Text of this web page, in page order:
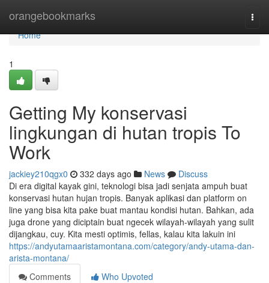
orangebookmarks
Home
Home
1
Getting My konservasi
lingkungan di hutan tropis To
Work
jackiey210qgx0 332 days ago News
Discuss
Di era digital kayak gini, teknologi bisa jadi senjata ampuh buat
konservasi hutan hujan tropis. Banyak aplikasi dan platform on
line yang bisa kita pake buat mantau kondisi hutan. Bahkan, ada
juga drone yang diciptain buat ngecek wilayah-wilayah yang sulit
dijangkau, cuy. Kita mesti optimis, fellas, kalau kita lakuin ini
https://andyutamaaristamontana.com/category/andy-utama-dan-
arista-montana/
Comments
Who Upvoted